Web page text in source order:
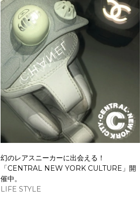
幻のレアスニーカーに出会える！
「CENTRAL NEW YORK CULTURE」開
催中。
LIFE STYLE